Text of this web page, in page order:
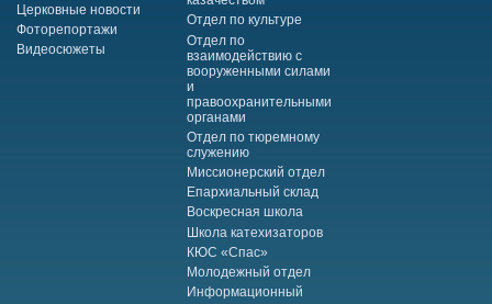
Церковные новости
Фоторепортажи
Видеосюжеты
Отдел по культуре
Отдел по
взаимодействию с
вооруженными силами
и
правоохранительными
органами
Отдел по тюремному
служению
Миссионерский отдел
Епархиальный склад
Воскресная школа
Школа катехизаторов
КЮС «Спас»
Молодежный отдел
Информационный